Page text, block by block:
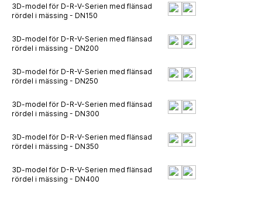
3D-model för D-R-V-Serien med flänsad
rördel i mässing - DN150
3D-model för D-R-V-Serien med flänsad
rördel i mässing - DN200
3D-model för D-R-V-Serien med flänsad
rördel i mässing - DN250
3D-model för D-R-V-Serien med flänsad
rördel i mässing - DN300
3D-model för D-R-V-Serien med flänsad
rördel i mässing - DN350
3D-model för D-R-V-Serien med flänsad
rördel i mässing - DN400